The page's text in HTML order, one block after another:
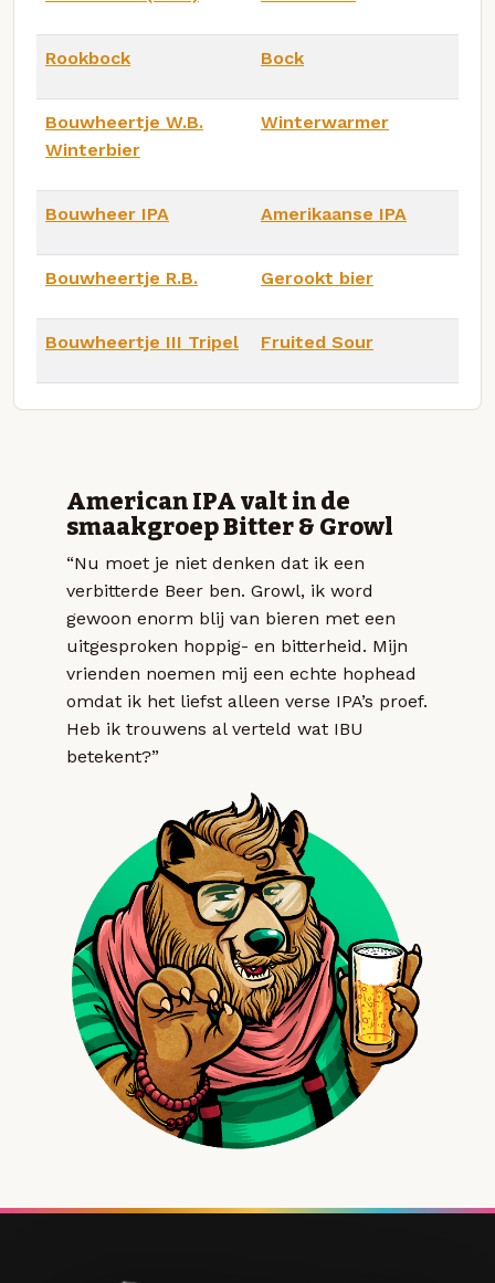
Rookbock Bock
Bouwheertje W.B.
Winterbier
Winterwarmer
Bouwheer IPA Amerikaanse IPA
Bouwheertje R.B. Gerookt bier
Bouwheertje III Tripel Fruited Sour
American IPA valt in de
smaakgroep Bitter & Growl
“Nu moet je niet denken dat ik een
verbitterde Beer ben. Growl, ik word
gewoon enorm blij van bieren met een
uitgesproken hoppig- en bitterheid. Mijn
vrienden noemen mij een echte hophead
omdat ik het liefst alleen verse IPA’s proef.
Heb ik trouwens al verteld wat IBU
betekent?”